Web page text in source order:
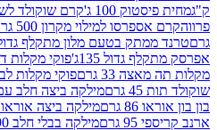
100 ג'
למילוי מקרון 500 גרם
בטעם מלון מתקלף גדול 135ג'
גדול 135ג'
פוקי מקלות דאבל שוקולד 47
33 גרם
פוקי מקלות לבן עוגיות 40 גרם
מילקה ביצה חלב עם כפית 136 גרם
מילקה ביצה אוראו עם כפית 128 גרם
מילקה בבלי חלב 90ג'-K